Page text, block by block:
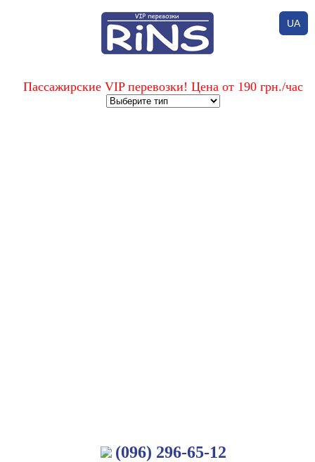
Пассажирские VIP перевозки! Цена от 190 грн./час
(096) 296-65-12
UA